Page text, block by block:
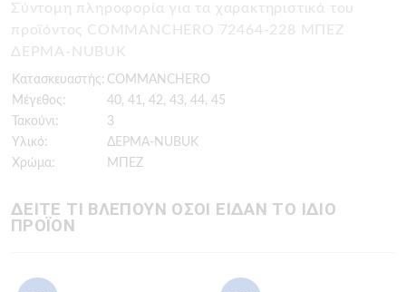
Σύντομη πληροφορία για τα χαρακτηριστικά του
προϊόντος COMMANCHERO 72464-228 ΜΠΕΖ
ΔΕΡΜΑ-NUBUK
Κατασκευαστής: COMMANCHERO
Μέγεθος:
40, 41, 42, 43, 44, 45
Τακούνι:
3
Υλικό:
ΔΕΡΜΑ-NUBUK
Χρώμα:
ΜΠΕΖ
ΔΕΙΤΕ ΤΙ ΒΛΕΠΟΥΝ ΟΣΟΙ ΕΙΔΑΝ ΤΟ ΙΔΙΟ
ΠΡΟΪΟΝ